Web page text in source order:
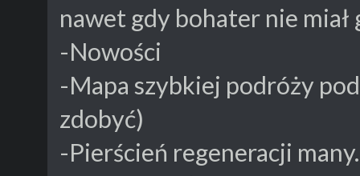
nawet gdy bohater nie miał
-Nowości
-Mapa szybkiej podróży
zdobyć)
-Pierścień regeneracji many.